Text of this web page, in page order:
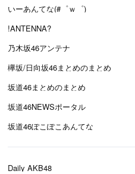
いーあんてな(#゜ｗ゜)
!ANTENNA?
乃木坂46アンテナ
欅坂/日向坂46まとめのまとめ
坂道46まとめのまとめ
坂道46NEWSポータル
坂道46ぽこぽこあんてな
Daily AKB48